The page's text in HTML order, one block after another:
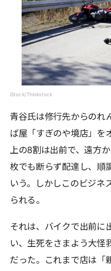
iStock/Thinkstock
青谷氏は修行先からのれ
ば屋「すぎのや境店」を
上の8割は出前で、遠方
枚でも断らず配達し、順
いう。しかしこのビジネ
られる。
それは、バイクで出前に
い、生死をさまよう大怪
だった。これまで店は「